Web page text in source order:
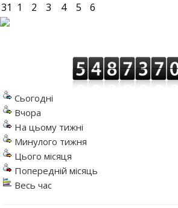
31 1 2 3 4 5 6
Сьогодні
Вчора
На цьому тижні
Минулого тижня
Цього місяця
Попередній місяць
Весь час